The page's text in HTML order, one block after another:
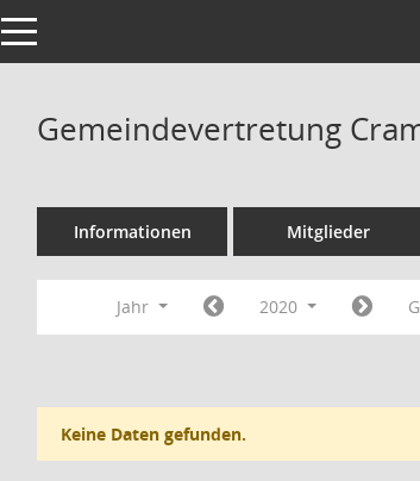
Toggle navigation
Gemeindevertretung
Informationen Mitglieder
Jahr 2020
Keine Daten gefunden.